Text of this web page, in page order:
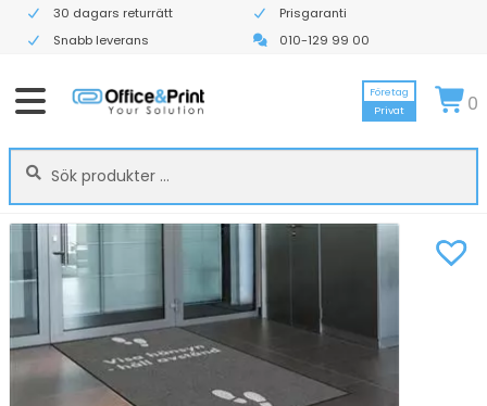
30 dagars returrätt
Prisgaranti
Snabb leverans
010-129 99 00
Sök
efter:
Sök
Företag
Privat
0